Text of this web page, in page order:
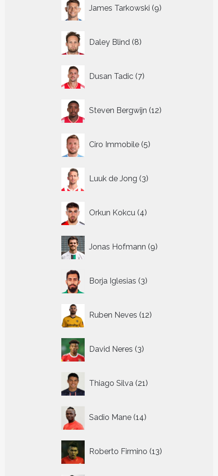
James Tarkowski 9
producten
Daley Blind 8
producten
Dusan Tadic 7
producten
Steven Bergwijn 12
producten
Ciro Immobile 5
producten
Luuk de Jong 3
producten
Orkun Kokcu 4
producten
Jonas Hofmann 9
producten
Borja Iglesias 3
producten
Ruben Neves 12
producten
David Neres 3
producten
Thiago Silva 21
producten
Sadio Mane 14
producten
Roberto Firmino 13
producten